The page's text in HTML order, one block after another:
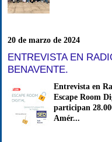
20 de marzo de 2024
ENTREVISTA EN
BENAVENTE.
Entrevista en
Escape Room
participan
Amér...